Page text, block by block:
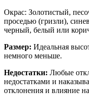
Окрас: Золотистый,
проседью (гризли),
черный, белый или
Размер: Идеальная
немного меньше.
Недостатки: Любые
недостатками и
отклонения и влияние